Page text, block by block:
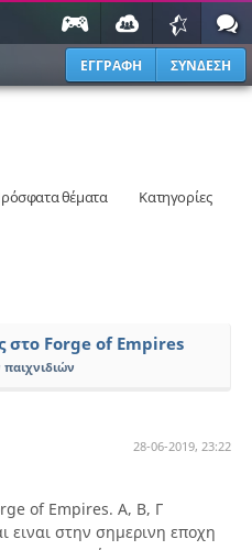
ΕΓΓΡΑΦΗ ΣΥΝΔΕΣΗ
θέματα
Κατηγορίες
στο Forge of Empires
28-06-2019, 23:22
of Empires. Α, Β, Γ
ειναι στην σημερινη εποχη